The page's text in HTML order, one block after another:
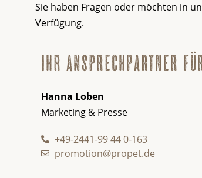
Sie haben Fragen oder möchten in
Verfügung.
ihr ansprechpartner
Hanna Loben
Marketing & Presse
+49-2441-99 44 0-163
promotion@propet.de